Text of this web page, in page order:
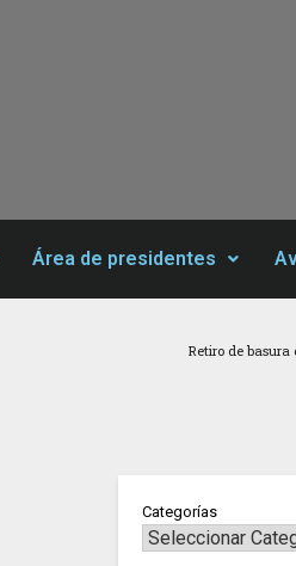
Área de presidentes
Retiro de
Categorías